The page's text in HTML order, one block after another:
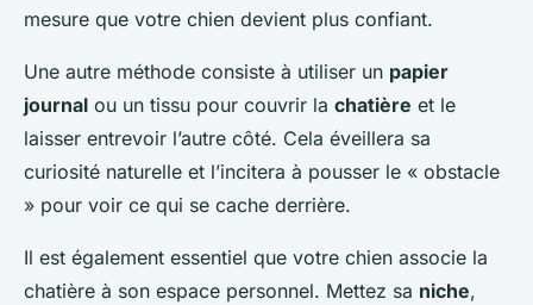
mesure que votre chien devient plus confiant.
Une autre méthode consiste à utiliser un papier
journal ou un tissu pour couvrir la chatière et le
laisser entrevoir l’autre côté. Cela éveillera sa
curiosité naturelle et l’incitera à pousser le « obstacle
» pour voir ce qui se cache derrière.
Il est également essentiel que votre chien associe la
chatière à son espace personnel. Mettez sa niche,